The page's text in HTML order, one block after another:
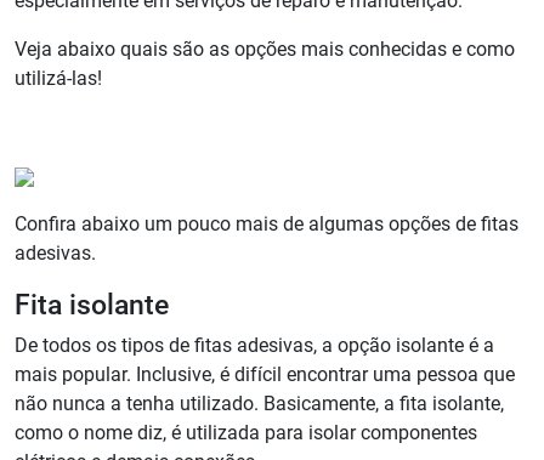
Veja abaixo quais são as opções mais conhecidas e como
utilizá-las!
Confira abaixo um pouco mais de algumas opções de fitas
adesivas.
Fita isolante
De todos os tipos de fitas adesivas, a opção isolante é a
mais popular. Inclusive, é difícil encontrar uma pessoa que
não nunca a tenha utilizado. Basicamente, a fita isolante,
como o nome diz, é utilizada para isolar componentes